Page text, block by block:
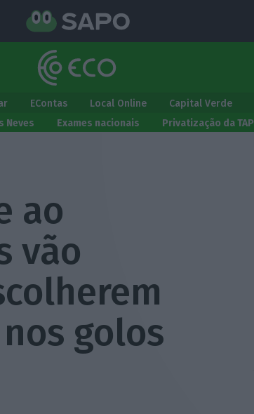
EContas Local Online Capital Verde
Neves Exames nacionais Privatização da TAP
ao
vão
golos